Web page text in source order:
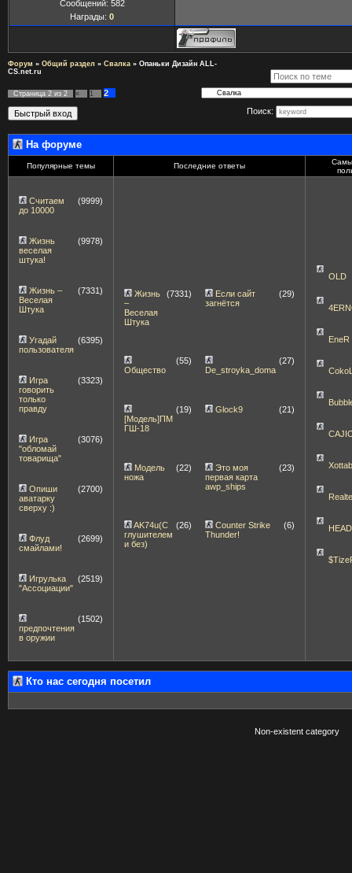
Сообщений: 582
Награды: 0
Форум » Общий раздел » Свалка » Опаньки Дизайн ALL-
CS.net.ru
Страница 2 из 2 « 1
2
Поиск:
На форуме
Популярные темы Последние ответы
Считаем
до 10000
(9999)
Жизнь
веселая
штука!
(9978)
Жизнь –
Веселая
Штука
(7331)
Угадай
пользователя
(6395)
Игра
говорить
только
правду
(3323)
Игра
"обломай
товарища"
(3076)
Опиши
аватарку
сверху :)
(2700)
Флуд
смайлами!
(2699)
Игрулька
"Ассоциации"
(2519)
предпочтения
в оружии
(1502)
Жизнь
–
Веселая
Штука
(7331)
Если сайт
загнётся
(29)
Общество
(55)
De_stroyka_doma
(27)
[Модель]ПМ
ГШ-18
(19) Glock9 (21)
Модель
ножа
(22)
Это моя
первая карта
awp_ships
(23)
AK74u(С
глушителем
и без)
(26)
Counter Strike
Thunder!
(6)
OLD
EneR
Кто нас сегодня посетил
Non-existent category